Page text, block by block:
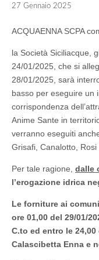
27 Gennaio 2025
ACQUAENNA SCPA
la Società Siciliacque,
24/01/2025, che si
28/01/2025, sarà
basso per eseguire un
corrispondenza
Anime Sante in
verranno eseguiti
Grisafi, Canalotto, Rosi
Per tale ragione, dalle
l’erogazione idrica
Le forniture ai
ore 01,00 del 29/01/
C.to ed entro le
Calascibetta Enna e